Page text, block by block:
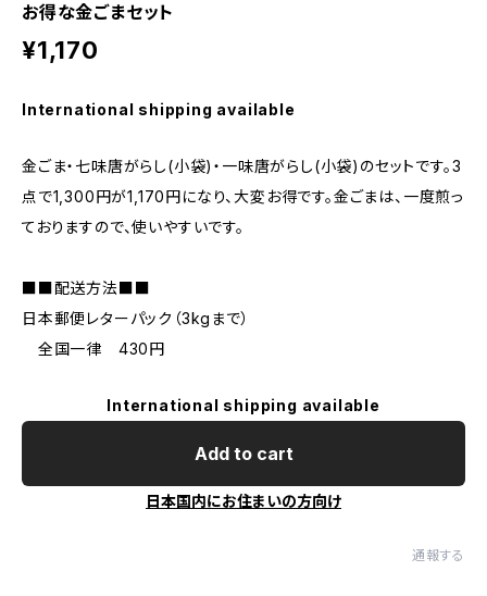
お得な金ごまセット
¥1,170
International shipping available
金ごま・七味唐がらし(小袋)・一味唐がらし(小袋)のセットです。3
点で1,300円が1,170円になり、大変お得です。金ごまは、一度煎っ
ておりますので、使いやすいです。
■■配送方法■■
日本郵便レターパック（3kgまで）
全国一律 430円
International shipping available
Add to cart
日本国内にお住まいの方向け
通報する